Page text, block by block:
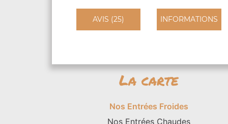
AVIS (25) INFORMATIONS
La carte
Nos Entrées Froides
Nos Entrées Chaudes